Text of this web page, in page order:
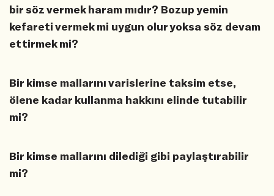
bir söz vermek haram mıdır? Bozup yemin
kefareti vermek mi uygun olur yoksa söz devam
ettirmek mi?
Bir kimse mallarını varislerine taksim etse,
ölene kadar kullanma hakkını elinde tutabilir
mi?
Bir kimse mallarını dilediği gibi paylaştırabilir
mi?